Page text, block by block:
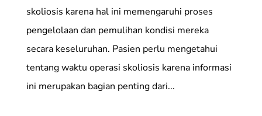
skoliosis karena hal ini memengaruhi proses
pengelolaan dan pemulihan kondisi mereka
secara keseluruhan. Pasien perlu mengetahui
tentang waktu operasi skoliosis karena informasi
ini merupakan bagian penting dari...